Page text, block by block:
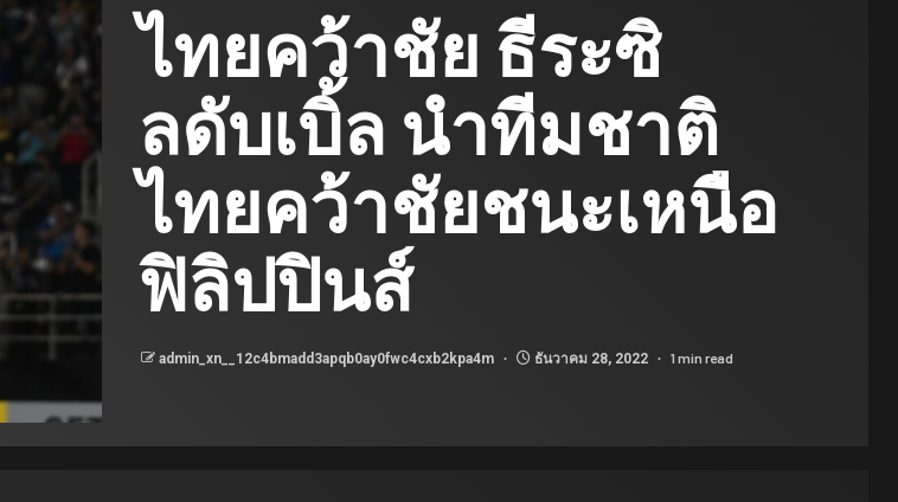
ไทยคว้าชัย ธีระซิ
ลดับเบิ้ล นําทีมชาติ
ไทยคว้าชัยชนะเหนือ
ฟิลิปปินส์
admin_xn__12c4bmadd3apqb0ay0fwc4cxb2kpa4m ธันวาคม 28, 2022 1 min read